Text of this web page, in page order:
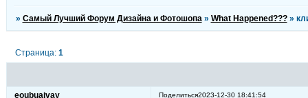
» Самый Лучший Форум Дизайна и Фотошопа » What Happened??? »
Страница: 1
Поделиться2023-12-30 18:41:54
eoubuajvay